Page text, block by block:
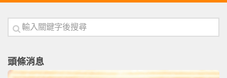
頭條消息